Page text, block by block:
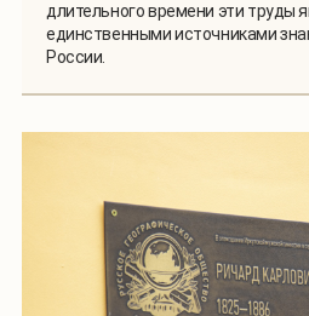
длительного времени эти труды
единственными источниками
России.